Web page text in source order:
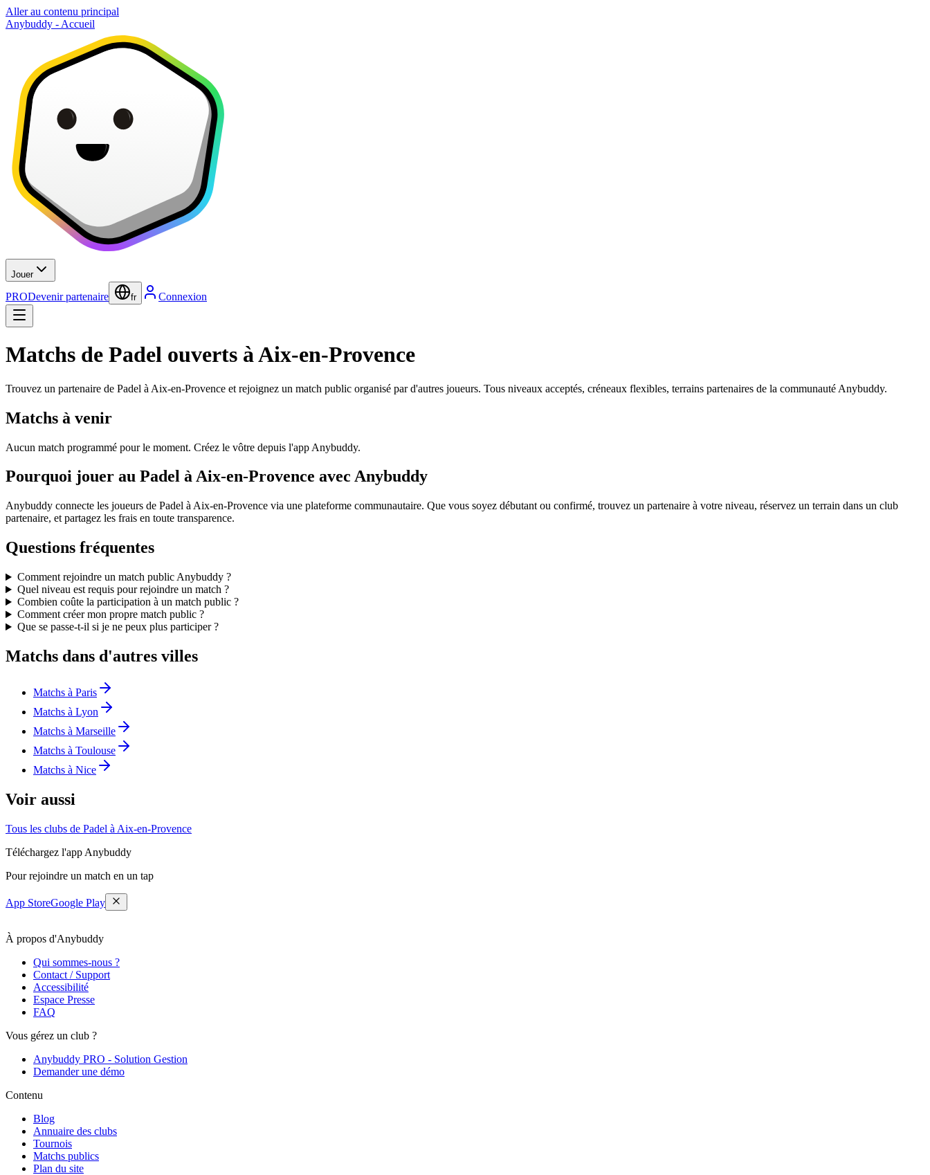
Aller au contenu principal
Anybuddy - Accueil
Jouer
PRODevenir partenaire fr Connexion
Matchs de Padel ouverts à Aix-en-Provence
Trouvez un partenaire de Padel à Aix-en-Provence et rejoignez un match public organisé par d'autres joueurs. Tous niveaux acceptés, créneaux flexibles, terrains partenaires de la communauté Anybuddy.
Matchs à venir
Aucun match programmé pour le moment. Créez le vôtre depuis l'app Anybuddy.
Pourquoi jouer au Padel à Aix-en-Provence avec Anybuddy
Anybuddy connecte les joueurs de Padel à Aix-en-Provence via une plateforme communautaire. Que vous soyez débutant ou confirmé, trouvez un partenaire à votre niveau, réservez un terrain dans un club
partenaire, et partagez les frais en toute transparence.
Questions fréquentes
Comment rejoindre un match public Anybuddy ?
Quel niveau est requis pour rejoindre un match ?
Combien coûte la participation à un match public ?
Comment créer mon propre match public ?
Que se passe-t-il si je ne peux plus participer ?
Matchs dans d'autres villes
Matchs à Paris
Matchs à Lyon
Matchs à Marseille
Matchs à Toulouse
Matchs à Nice
Voir aussi
Tous les clubs de Padel à Aix-en-Provence
Téléchargez l'app Anybuddy
Pour rejoindre un match en un tap
App StoreGoogle Play
À propos d'Anybuddy
Qui sommes-nous ?
Contact / Support
Accessibilité
Espace Presse
FAQ
Vous gérez un club ?
Anybuddy PRO - Solution Gestion
Demander une démo
Contenu
Blog
Annuaire des clubs
Tournois
Matchs publics
Plan du site